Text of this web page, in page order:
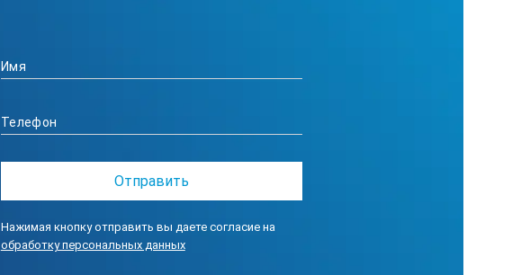
Нажимая кнопку отправить вы даете согласие на
обработку персональных данных